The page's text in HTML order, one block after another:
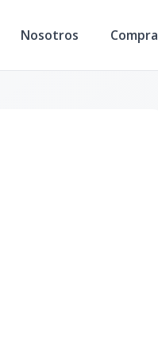
Nosotros Compra